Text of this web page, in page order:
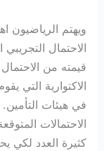
ويهتم الرياضيون
الاحتمال
قيمته من
الاكتوارية التي
في هيئات التأمين.
الاحتمالات
كثيرة العدد لكي